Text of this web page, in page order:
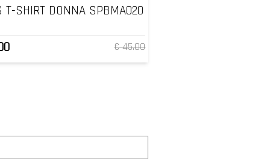
T-SHIRT DONNA SPBMA020
€ 45.00